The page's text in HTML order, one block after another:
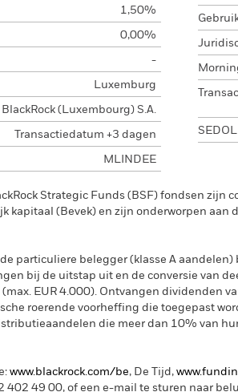
1,50%
0,00%
-
Luxemburg
BlackRock (Luxembourg) S.A.
Transactiedatum +3 dagen
MLINDEE
SEDOL
Strategic Funds (BSF) fondsen
kapitaal (Bevek) en zijn onderworpen aan
particuliere belegger (klasse A
bij de uitstap uit en de conversie van
EUR 4.000). Ontvangen dividenden
roerende voorheffing die toegepast
die meer dan 10% van
www.blackrock.com/be, De Tijd,
402 49 00, of een e-mail te sturen naar